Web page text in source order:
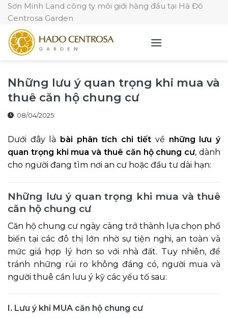
Skip
content
Sơn Minh Land công ty môi giới hàng đầu tại Hà Đô
Centrosa Garden
Những lưu ý quan trọng khi mua và
thuê căn hộ chung cư
08/04/2025
Dưới đây là bài phân tích chi tiết về những lưu ý
quan trọng khi mua và thuê căn hộ chung cư, dành
cho người đang tìm nơi an cư hoặc đầu tư dài hạn:
Những lưu ý quan trọng khi mua và thuê
căn hộ chung cư
Căn hộ chung cư ngày càng trở thành lựa chọn phổ
biến tại các đô thị lớn nhờ sự tiện nghi, an toàn và
mức giá hợp lý hơn so với nhà đất. Tuy nhiên, để
tránh những rủi ro không đáng có, người mua và
người thuê cần lưu ý kỹ các yếu tố sau:
I. Lưu ý khi MUA căn hộ chung cư